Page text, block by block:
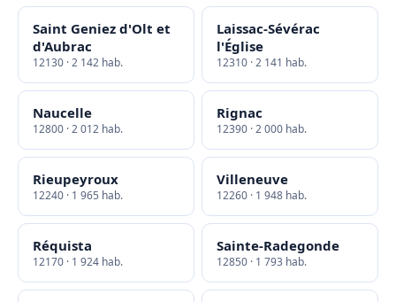
Saint Geniez d'Olt et
d'Aubrac
12130 · 2 142 hab.
Laissac-Sévérac
l'Église
12310 · 2 141 hab.
Naucelle
12800 · 2 012 hab.
Rignac
12390 · 2 000 hab.
Rieupeyroux
12240 · 1 965 hab.
Villeneuve
12260 · 1 948 hab.
Réquista
12170 · 1 924 hab.
Sainte-Radegonde
12850 · 1 793 hab.